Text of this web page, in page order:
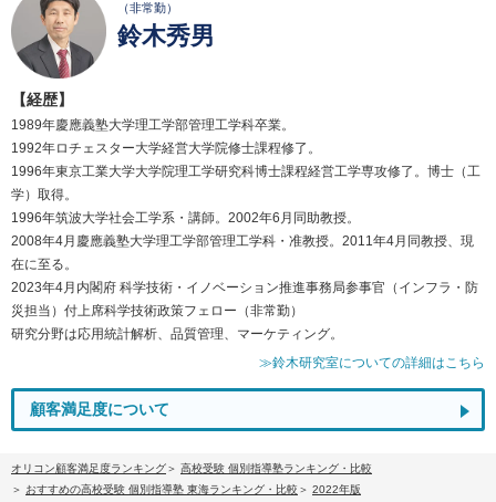
（非常勤）
鈴木秀男
【経歴】
1989年慶應義塾大学理工学部管理工学科卒業。
1992年ロチェスター大学経営大学院修士課程修了。
1996年東京工業大学大学院理工学研究科博士課程経営工学専攻修了。博士（工
学）取得。
1996年筑波大学社会工学系・講師。2002年6月同助教授。
2008年4月慶應義塾大学理工学部管理工学科・准教授。2011年4月同教授、現
在に至る。
2023年4月内閣府 科学技術・イノベーション推進事務局参事官（インフラ・防
災担当）付上席科学技術政策フェロー（非常勤）
研究分野は応用統計解析、品質管理、マーケティング。
≫鈴木研究室についての詳細はこちら
顧客満足度について
オリコン顧客満足度ランキング
高校受験 個別指導塾ランキング・比較
おすすめの高校受験 個別指導塾 東海ランキング・比較
2022年版